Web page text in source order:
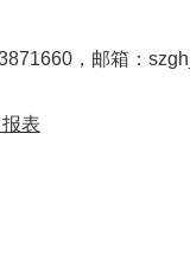
，邮箱：
表